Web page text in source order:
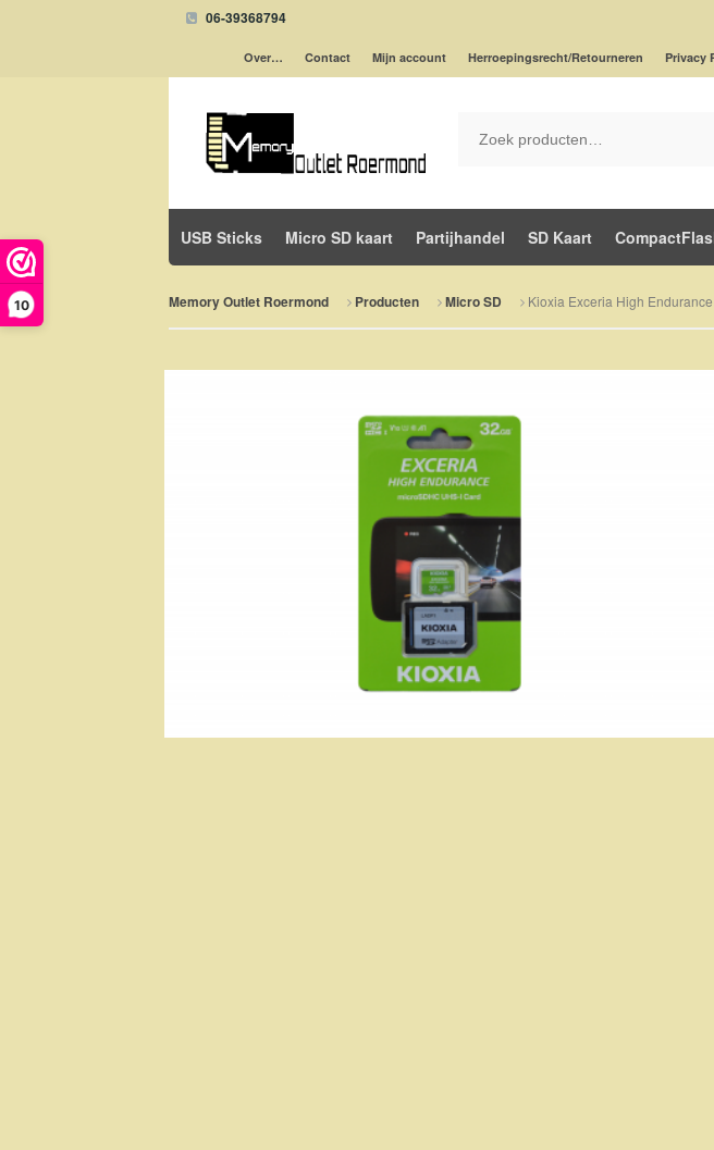
10
06-39368794
Over… Contact Mijn account Herroepingsrecht/Retourneren Privacy
USB Sticks Micro SD kaart Partijhandel SD Kaart
Memory Outlet Roermond Producten Micro SD Kioxia Exceria High